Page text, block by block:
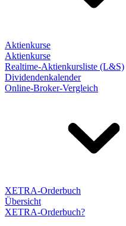
Aktienkurse
Aktienkurse
Realtime-Aktienkursliste (L&S)
Dividendenkalender
Online-Broker-Vergleich
XETRA-Orderbuch
Übersicht
XETRA-Orderbuch?